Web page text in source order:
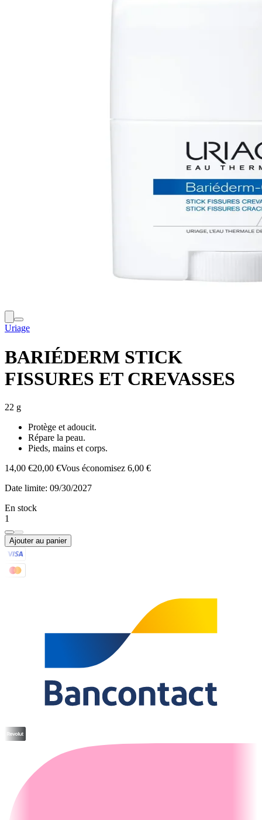
Uriage
BARIÉDERM STICK
FISSURES ET CREVASSES
22 g
Protège et adoucit.
Répare la peau.
Pieds, mains et corps.
14,00 €20,00 €Vous économisez 6,00 €
Date limite: 09/30/2027
En stock
1
Ajouter au panier